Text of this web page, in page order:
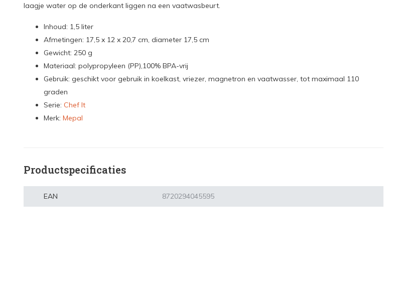
laagje water op de onderkant liggen na een vaatwasbeurt.
Inhoud: 1,5 liter
Afmetingen: 17,5 x 12 x 20,7 cm, diameter 17,5 cm
Gewicht: 250 g
Materiaal: polypropyleen (PP),100% BPA-vrij
Gebruik: geschikt voor gebruik in koelkast, vriezer, magnetron en vaatwasser, tot maximaal 110
graden
Serie: Chef It
Merk: Mepal
Productspecificaties
EAN 8720294045595